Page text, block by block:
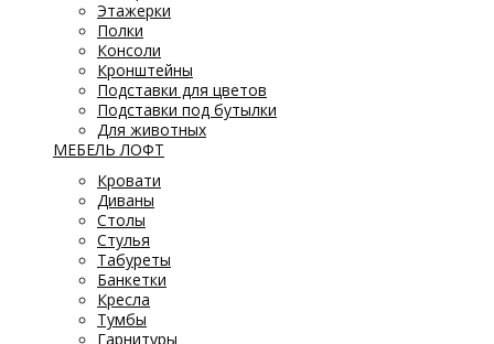
Этажерки
Полки
Консоли
Кронштейны
Подставки для цветов
Подставки под бутылки
Для животных
МЕБЕЛЬ ЛОФТ
Кровати
Диваны
Столы
Стулья
Табуреты
Банкетки
Кресла
Тумбы
Гарнитуры